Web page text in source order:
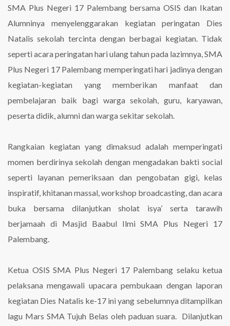
SMA Plus Negeri 17 Palembang bersama OSIS dan Ikatan
Alumninya menyelenggarakan kegiatan peringatan Dies
Natalis sekolah tercinta dengan berbagai kegiatan. Tidak
seperti acara peringatan hari ulang tahun pada lazimnya, SMA
Plus Negeri 17 Palembang memperingati hari jadinya dengan
kegiatan-kegiatan yang memberikan manfaat dan
pembelajaran baik bagi warga sekolah, guru, karyawan,
peserta didik, alumni dan warga sekitar sekolah.
Rangkaian kegiatan yang dimaksud adalah memperingati
momen berdirinya sekolah dengan mengadakan bakti social
seperti layanan pemeriksaan dan pengobatan gigi, kelas
inspiratif, khitanan massal, workshop broadcasting, dan acara
buka bersama dilanjutkan sholat isya’ serta tarawih
berjamaah di Masjid Baabul Ilmi SMA Plus Negeri 17
Palembang.
Ketua OSIS SMA Plus Negeri 17 Palembang selaku ketua
pelaksana mengawali upacara pembukaan dengan laporan
kegiatan Dies Natalis ke-17 ini yang sebelumnya ditampilkan
lagu Mars SMA Tujuh Belas oleh paduan suara. Dilanjutkan